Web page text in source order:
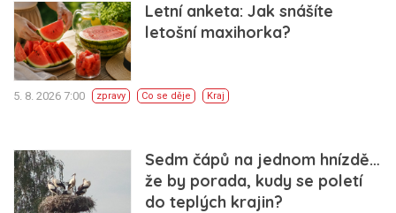
Letní anketa: Jak snášíte
letošní maxihorka?
5. 8. 2026 7:00 zpravy Co se děje Kraj
Sedm čápů na jednom hnízdě…
že by porada, kudy se poletí
do teplých krajin?